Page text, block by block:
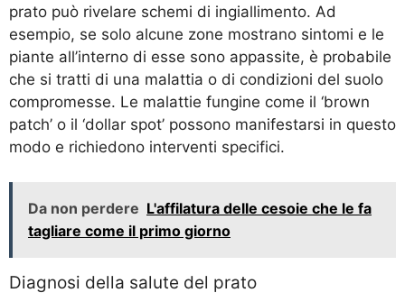
prato può rivelare schemi di ingiallimento. Ad
esempio, se solo alcune zone mostrano sintomi e le
piante all’interno di esse sono appassite, è probabile
che si tratti di una malattia o di condizioni del suolo
compromesse. Le malattie fungine come il ‘brown
patch’ o il ‘dollar spot’ possono manifestarsi in questo
modo e richiedono interventi specifici.
Da non perdere L'affilatura delle cesoie che le fa
tagliare come il primo giorno
Diagnosi della salute del prato